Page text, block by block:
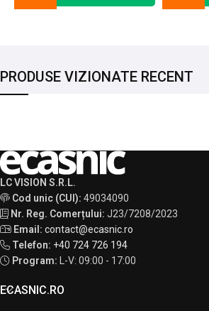
PRODUSE VIZIONATE RECENT
LC VISION S.R.L.
Cod unic (CUI): 49034090
Nr. Reg. Comerțului: J23/7208/2023
Email: contact@ecasnic.ro
Telefon: +40 724 726 194
Program:
L-V: 09:00 - 17:00
ECASNIC.RO